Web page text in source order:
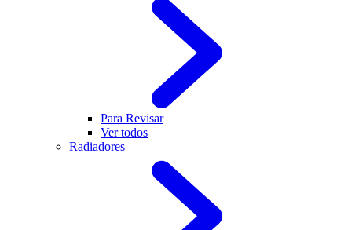
Para Revisar
Ver todos
Radiadores